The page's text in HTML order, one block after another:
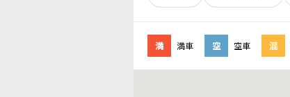
満 満車 空 空車 混